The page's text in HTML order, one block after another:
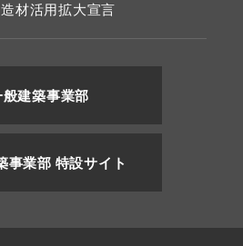
造材活用拡大宣言
般建築事業部
事業部 特設サイト